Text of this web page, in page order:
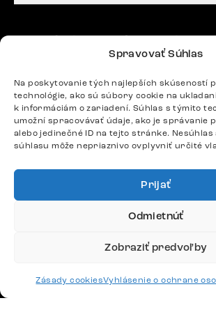
Spravovať Súhlas
Na poskytovanie tých najlepších skúseností
technológie, ako sú súbory cookie na
k informáciám o zariadení. Súhlas s týmito
umožní spracovávať údaje, ako je správanie
alebo jedinečné ID na tejto stránke. Nesúhlas
súhlasu môže nepriaznivo ovplyvniť určité
Prijať
Odmietnúť
Zobraziť predvoľby
Zásady cookiesVyhlásenie o ochrane
Potrebujete radu? Ozvite sa.
podpora@delife-shop.sk
Odpovedáme do 24 hodín.
4,8